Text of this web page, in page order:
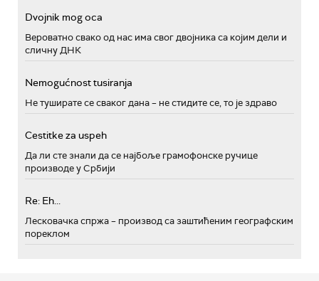
Dvojnik mog oca
Вероватно свако од нас има свог двојника са којим дели и
сличну ДНК
Nemogućnost tusiranja
Не туширате се сваког дана – не стидите се, то је здраво
Cestitke za uspeh
Да ли сте знали да се најбоље грамофонске ручице
производе у Србији
Re: Eh...
Лесковачка спржа – производ са заштићеним географским
пореклом